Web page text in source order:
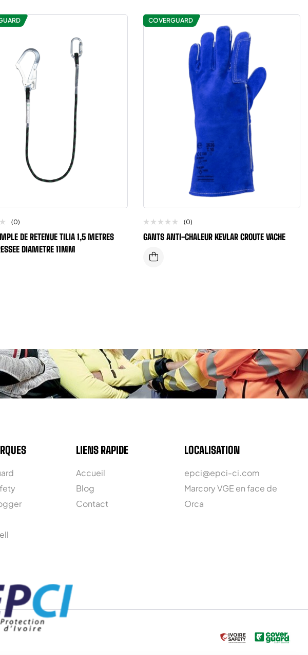
(0)
DE RETENUE TILIA 1,5 METRES
DIAMETRE 11MM
COVERGUARD
(0)
GANTS ANTI-CHALEUR KEVLAR CROUTE VACHE
LIENS RAPIDE
Accueil
Blog
Contact
LOCALISATION
epci@epci-ci.com
Marcory VGE en face de
Orca